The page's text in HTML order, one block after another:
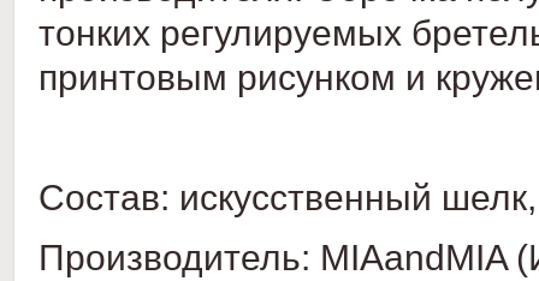
тонких регулируемых
принтовым рисунком и
Состав: искусственный
Производитель: MIAandMIA